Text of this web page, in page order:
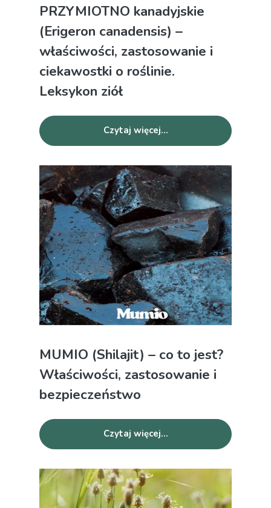
PRZYMIOTNO kanadyjskie
(Erigeron canadensis) –
właściwości, zastosowanie i
ciekawostki o roślinie.
Leksykon ziół
Czytaj więcej...
MUMIO (Shilajit) – co to jest?
Właściwości, zastosowanie i
bezpieczeństwo
Czytaj więcej...